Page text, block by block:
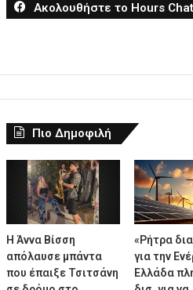
Ακολουθήστε το Hours Chat
Πιο Δημοφιλή
Η Άννα Βίσση
απόλαυσε μπάντα
που έπαιξε Τσιτσάνη
«Ρήτρα
για την
Ελλάδα